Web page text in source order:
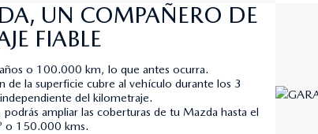
UN COMPAÑERO DE
FIABLE
o 100.000 km, lo que antes ocurra.
de la superficie cubre al vehículo durante los 3
del kilometraje.
ampliar las coberturas de tu Mazda hasta el
o 150.000 kms.